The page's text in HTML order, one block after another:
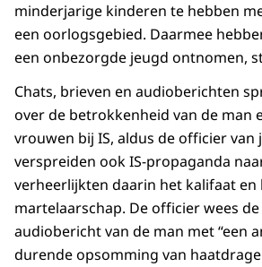
minderjarige kinderen te hebben
een oorlogsgebied. Daarmee
een onbezorgde jeugd ontnomen,
Chats, brieven en audioberichten
over de betrokkenheid van de man
vrouwen bij IS, aldus de officier van
verspreiden ook IS-propaganda
verheerlijkten daarin het kalifaat en
martelaarschap. De officier wees
audiobericht van de man met “een
durende opsomming van